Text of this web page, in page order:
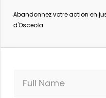
s’accaparer 450
la somme ridicule de
département de la
proposition de Nestlé.
Abandonnez votre action en
d'Osceola
Full Name